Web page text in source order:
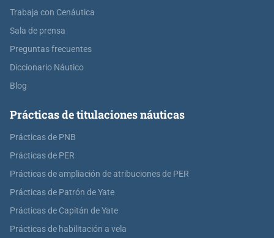
Trabaja con Cenáutica
Sala de prensa
Preguntas frecuentes
Diccionario Náutico
Blog
Prácticas de titulaciones náuticas
Prácticas de PNB
Prácticas de PER
Prácticas de ampliación de atribuciones de PER
Prácticas de Patrón de Yate
Prácticas de Capitán de Yate
Prácticas de habilitación a vela